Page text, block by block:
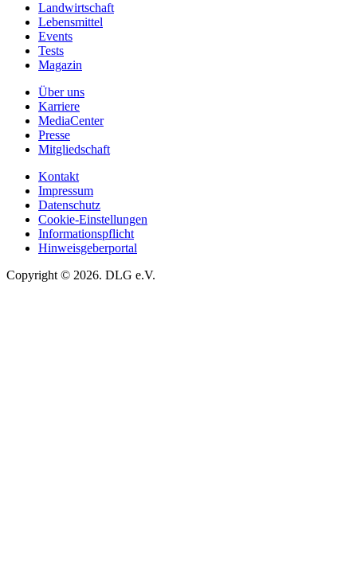
Landwirtschaft
Lebensmittel
Events
Tests
Magazin
Über uns
Karriere
MediaCenter
Presse
Mitgliedschaft
Kontakt
Impressum
Datenschutz
Cookie-Einstellungen
Informationspflicht
Hinweisgeberportal
Copyright © 2026. DLG e.V.